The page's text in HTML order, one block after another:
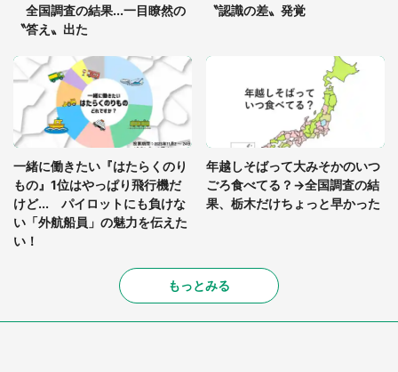
全国調査の結果...一目瞭然の
〝答え〟出た
〝認識の差〟発覚
一緒に働きたい『はたらくのり
もの』1位はやっぱり飛行機だ
けど... パイロットにも負けな
い「外航船員」の魅力を伝えた
い！
年越しそばって大みそかのいつ
ごろ食べてる？→全国調査の結
果、栃木だけちょっと早かった
もっとみる